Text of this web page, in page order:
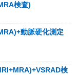
検査)
動脈硬化測定
検